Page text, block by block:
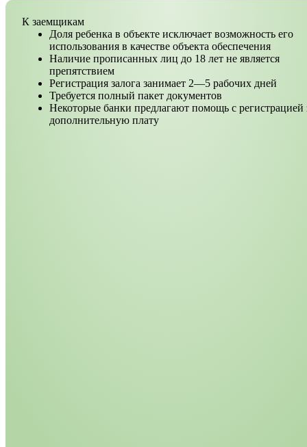
К заемщикам
Доля ребенка в объекте исключает возможность его
использования в качестве объекта обеспечения
Наличие прописанных лиц до 18 лет не является
препятствием
Регистрация залога занимает 2—5 рабочих дней
Требуется полный пакет документов
Некоторые банки предлагают помощь с регистрацией
дополнительную плату